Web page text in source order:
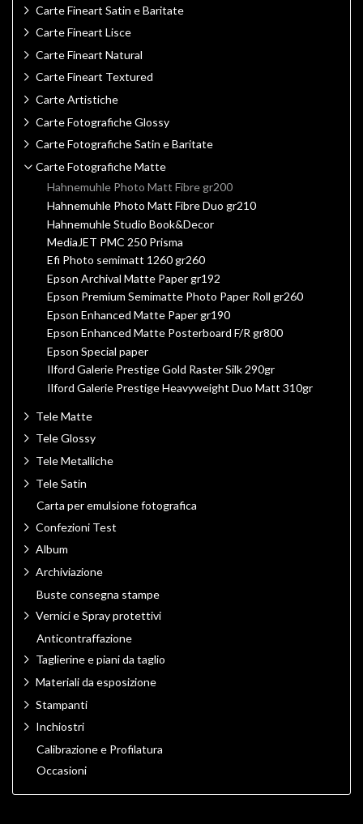
Carte Fineart Satin e Baritate
Carte Fineart Lisce
Carte Fineart Natural
Carte Fineart Textured
Carte Artistiche
Carte Fotografiche Glossy
Carte Fotografiche Satin e Baritate
Carte Fotografiche Matte
Hahnemuhle Photo Matt Fibre gr200
Hahnemuhle Photo Matt Fibre Duo gr210
Hahnemuhle Studio Book&Decor
MediaJET PMC 250 Prisma
Efi Photo semimatt 1260 gr260
Epson Archival Matte Paper gr192
Epson Premium Semimatte Photo Paper Roll gr260
Epson Enhanced Matte Paper gr190
Epson Enhanced Matte Posterboard F/R gr800
Epson Special paper
Ilford Galerie Prestige Gold Raster Silk 290gr
Ilford Galerie Prestige Heavyweight Duo Matt 310gr
Tele Matte
Tele Glossy
Tele Metalliche
Tele Satin
Carta per emulsione fotografica
Confezioni Test
Album
Archiviazione
Buste consegna stampe
Vernici e Spray protettivi
Anticontraffazione
Taglierine e piani da taglio
Materiali da esposizione
Stampanti
Inchiostri
Calibrazione e Profilatura
Occasioni